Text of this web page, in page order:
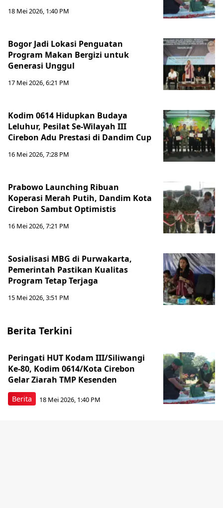
18 Mei 2026, 1:40 PM
Bogor Jadi Lokasi Penguatan
Program Makan Bergizi untuk
Generasi Unggul
17 Mei 2026, 6:21 PM
Kodim 0614 Hidupkan Budaya
Leluhur, Pesilat Se-Wilayah III
Cirebon Adu Prestasi di Dandim Cup
16 Mei 2026, 7:28 PM
Prabowo Launching Ribuan
Koperasi Merah Putih, Dandim Kota
Cirebon Sambut Optimistis
16 Mei 2026, 7:21 PM
Sosialisasi MBG di Purwakarta,
Pemerintah Pastikan Kualitas
Program Tetap Terjaga
15 Mei 2026, 3:51 PM
Berita Terkini
Berita
Peringati HUT Kodam III/Siliwangi
Ke-80, Kodim 0614/Kota Cirebon
Gelar Ziarah TMP Kesenden
18 Mei 2026, 1:40 PM